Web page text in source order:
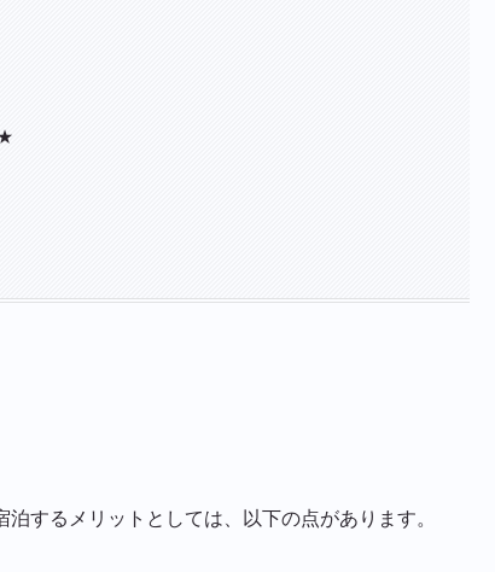
するメリットとしては、以下の点があります。